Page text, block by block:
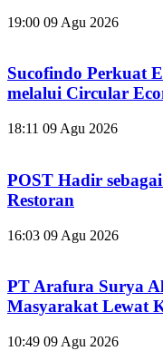
19:00 09 Agu 2026
Sucofindo Perkuat
melalui Circular
18:11 09 Agu 2026
POST Hadir
Restoran
16:03 09 Agu 2026
PT Arafura Surya
Masyarakat Lewat
10:49 09 Agu 2026